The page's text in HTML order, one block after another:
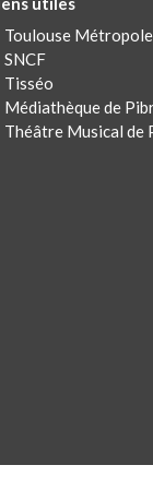
Toulouse Métropole
SNCF
Tisséo
Médiathèque de
Théâtre Musical de